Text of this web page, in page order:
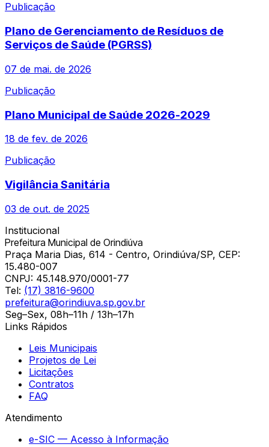
Publicação
Plano de Gerenciamento de Resíduos de
Serviços de Saúde (PGRSS)
07 de mai. de 2026
Publicação
Plano Municipal de Saúde 2026-2029
18 de fev. de 2026
Publicação
Vigilância Sanitária
03 de out. de 2025
Institucional
Prefeitura Municipal de Orindiúva
Praça Maria Dias, 614 - Centro, Orindiúva/SP, CEP:
15.480-007
CNPJ: 45.148.970/0001-77
Tel: (17) 3816-9600
prefeitura@orindiuva.sp.gov.br
Seg–Sex, 08h–11h / 13h–17h
Links Rápidos
Leis Municipais
Projetos de Lei
Licitações
Contratos
FAQ
Atendimento
e-SIC — Acesso à Informação